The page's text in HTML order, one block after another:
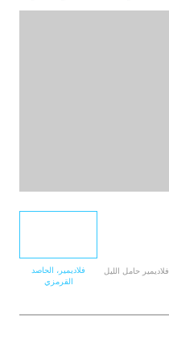
فلاديمير، الحاصد
القرمزي
فلاديمير حامل الليل